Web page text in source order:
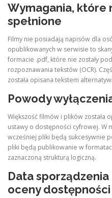
Wymagania, które
spełnione
Filmy nie posiadają napisów dla
opublikowanych w serwisie to
formacie .pdf, które nie zostały
rozpoznawania tekstów (OCR).
została opisana tekstem
Powody
Większość filmów i plików została
ustawy o dostępności cyfrowej. W
wcześniej pliki będą sukcesywnie
pliki będą publikowanie w
zaznaczoną strukturą logiczną.
Data
oceny